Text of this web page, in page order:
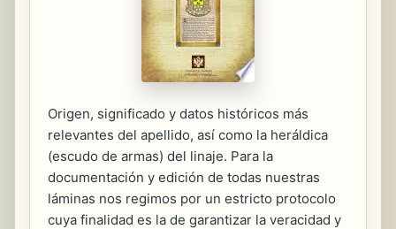
Origen, significado y datos históricos más
relevantes del apellido, así como la heráldica
(escudo de armas) del linaje. Para la
documentación y edición de todas nuestras
láminas nos regimos por un estricto protocolo
cuya finalidad es la de garantizar la veracidad y